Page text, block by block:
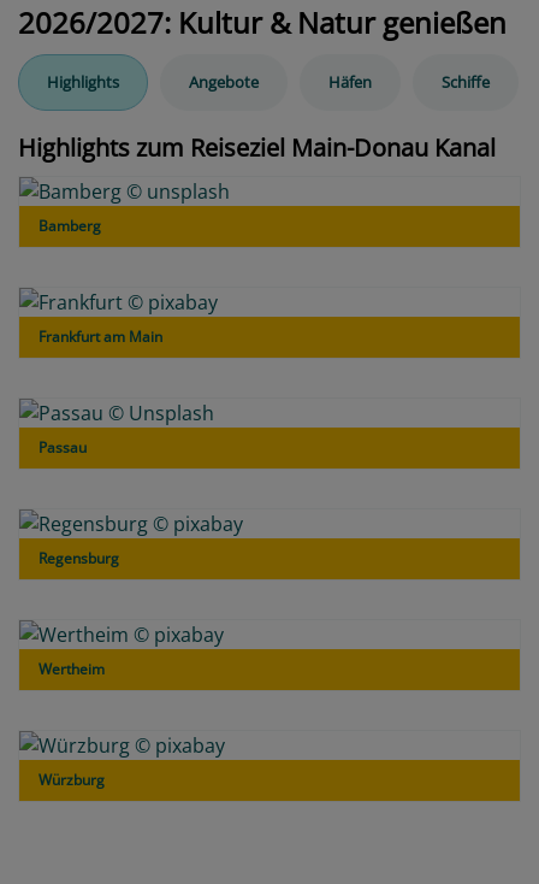
2026/2027: Kultur & Natur genießen
Highlights Angebote Häfen Schiffe
Highlights zum Reiseziel Main-Donau Kanal
Bamberg
Frankfurt am Main
Passau
Regensburg
Wertheim
Würzburg